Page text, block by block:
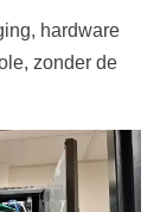
hardware
zonder de